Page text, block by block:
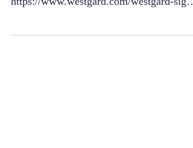
reservados Autorizado por Sten Westgard.
rules.htm...